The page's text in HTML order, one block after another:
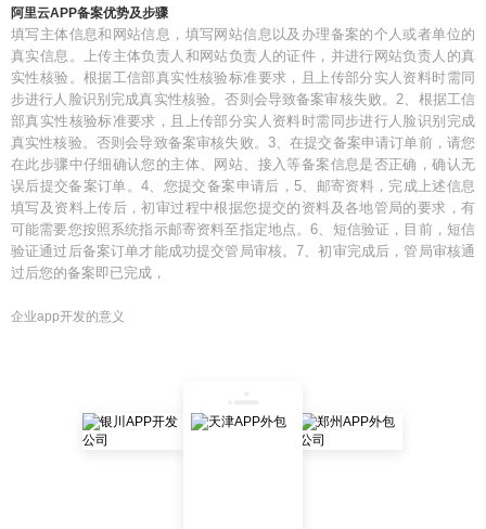
阿里云APP备案优势及步骤
填写主体信息和网站信息，填写网站信息以及办理备案的个人或者单位的
真实信息。上传主体负责人和网站负责人的证件，并进行网站负责人的真
实性核验。根据工信部真实性核验标准要求，且上传部分实人资料时需同
步进行人脸识别完成真实性核验。否则会导致备案审核失败。2、根据工信
部真实性核验标准要求，且上传部分实人资料时需同步进行人脸识别完成
真实性核验。否则会导致备案审核失败。3、在提交备案申请订单前，请您
在此步骤中仔细确认您的主体、网站、接入等备案信息是否正确，确认无
误后提交备案订单。4、您提交备案申请后，5、邮寄资料，完成上述信息
填写及资料上传后，初审过程中根据您提交的资料及各地管局的要求，有
可能需要您按照系统指示邮寄资料至指定地点。6、短信验证，目前，短信
验证通过后备案订单才能成功提交管局审核。7、初审完成后，管局审核通
过后您的备案即已完成，
企业app开发的意义